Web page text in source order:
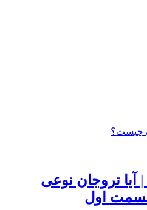
تروجان نوعی
اول